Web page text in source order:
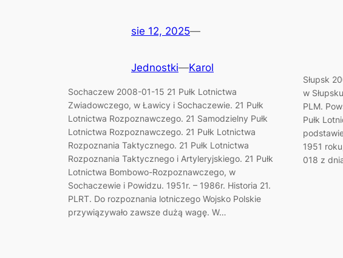
sie 12, 2025—
Jednostki—Karol
Sochaczew 2008-01-15 21 Pułk Lotnictwa
Zwiadowczego, w Ławicy i Sochaczewie. 21 Pułk
Lotnictwa Rozpoznawczego. 21 Samodzielny Pułk
Lotnictwa Rozpoznawczego. 21 Pułk Lotnictwa
Rozpoznania Taktycznego. 21 Pułk Lotnictwa
Rozpoznania Taktycznego i Artyleryjskiego. 21 Pułk
Lotnictwa Bombowo-Rozpoznawczego, w
Sochaczewie i Powidzu. 1951r. – 1986r. Historia 21.
PLRT. Do rozpoznania lotniczego Wojsko Polskie
przywiązywało zawsze dużą wagę. W…
Słupsk
w
PLM.
Pułk
1951
018 z